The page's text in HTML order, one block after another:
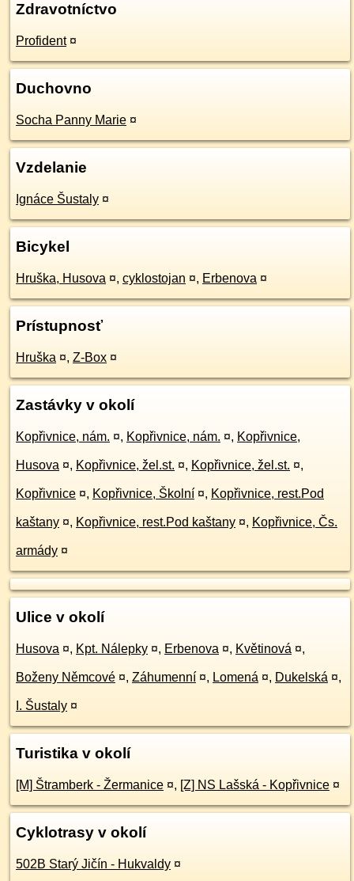
Zdravotníctvo
Profident ¤
Duchovno
Socha Panny Marie ¤
Vzdelanie
Ignáce Šustaly ¤
Bicykel
Hruška, Husova ¤, cyklostojan ¤, Erbenova ¤
Prístupnosť
Hruška ¤, Z-Box ¤
Zastávky v okolí
Kopřivnice, nám. ¤, Kopřivnice, nám. ¤, Kopřivnice,
Husova ¤, Kopřivnice, žel.st. ¤, Kopřivnice, žel.st. ¤,
Kopřivnice ¤, Kopřivnice, Školní ¤, Kopřivnice, rest.Pod
kaštany ¤, Kopřivnice, rest.Pod kaštany ¤, Kopřivnice, Čs.
armády ¤
Ulice v okolí
Husova ¤, Kpt. Nálepky ¤, Erbenova ¤, Květinová ¤,
Boženy Němcové ¤, Záhumenní ¤, Lomená ¤, Dukelská ¤,
I. Šustaly ¤
Turistika v okolí
[M] Štramberk - Žermanice ¤, [Z] NS Lašská - Kopřivnice ¤
Cyklotrasy v okolí
502B Starý Jičín - Hukvaldy ¤